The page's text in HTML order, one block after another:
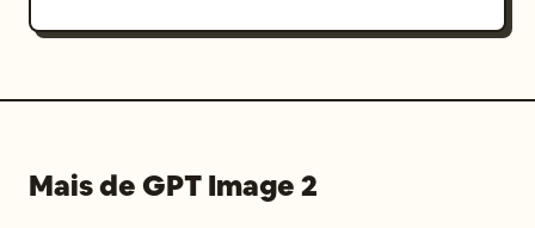
Mais de GPT Image 2